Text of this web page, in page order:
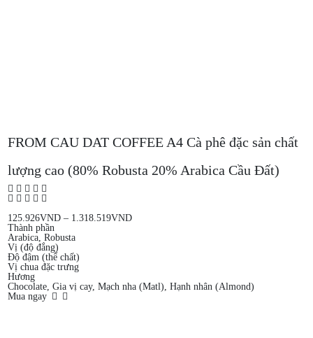
FROM CAU DAT COFFEE A4 Cà phê đặc sản chất
lượng cao (80% Robusta 20% Arabica Cầu Đất)
125.926VND– 1.318.519VND
Thành phần
Arabica, Robusta
Vị (độ đắng)
Độ đậm (thể chất)
Vị chua đặc trưng
Hương
Chocolate, Gia vị cay, Mạch nha (Matl), Hạnh nhân (Almond)
Mua ngay